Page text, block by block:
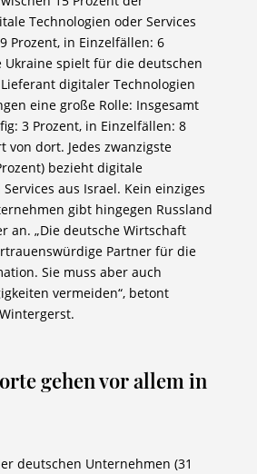
Technologien oder Services
Prozent, in Einzelfällen: 6
Ukraine spielt für die deutschen
digitaler Technologien
eine große Rolle: Insgesamt
3 Prozent, in Einzelfällen: 8
von dort. Jedes zwanzigste
bezieht digitale
aus Israel. Kein einziges
gibt hingegen Russland
an. „Die deutsche Wirtschaft
Partner für die
Sie muss aber auch
vermeiden“, betont
gehen vor allem in
deutschen Unternehmen (31